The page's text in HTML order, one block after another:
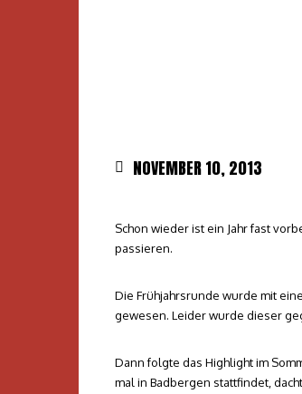
NOVEMBER 10, 2013
Schon wieder ist ein Jahr fast
passieren.
Die Frühjahrsrunde wurde mit
gewesen. Leider wurde dieser
Dann folgte das Highlight im
mal in Badbergen stattfindet,